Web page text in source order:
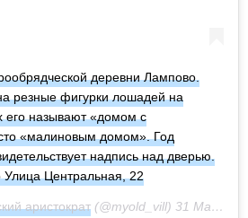
деревни Лампово.
резные фигурки лошадей на
его называют «домом с
«малиновым домом». Год
надпись над дверью.
Центральная, 22
аристократ (@myold_vill) 31 Май 2020 в 10:19 PDT